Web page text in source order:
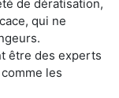
de dératisation,
qui ne
être des experts
les